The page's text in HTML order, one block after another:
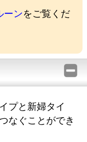
ーンをご覧くだ
プと新婦タイ
なぐことができ